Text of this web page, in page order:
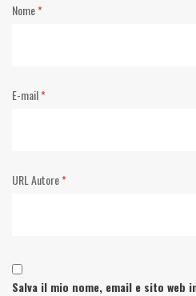
Nome*
E-mail*
URL Autore*
Salva il mio nome, email e sito web